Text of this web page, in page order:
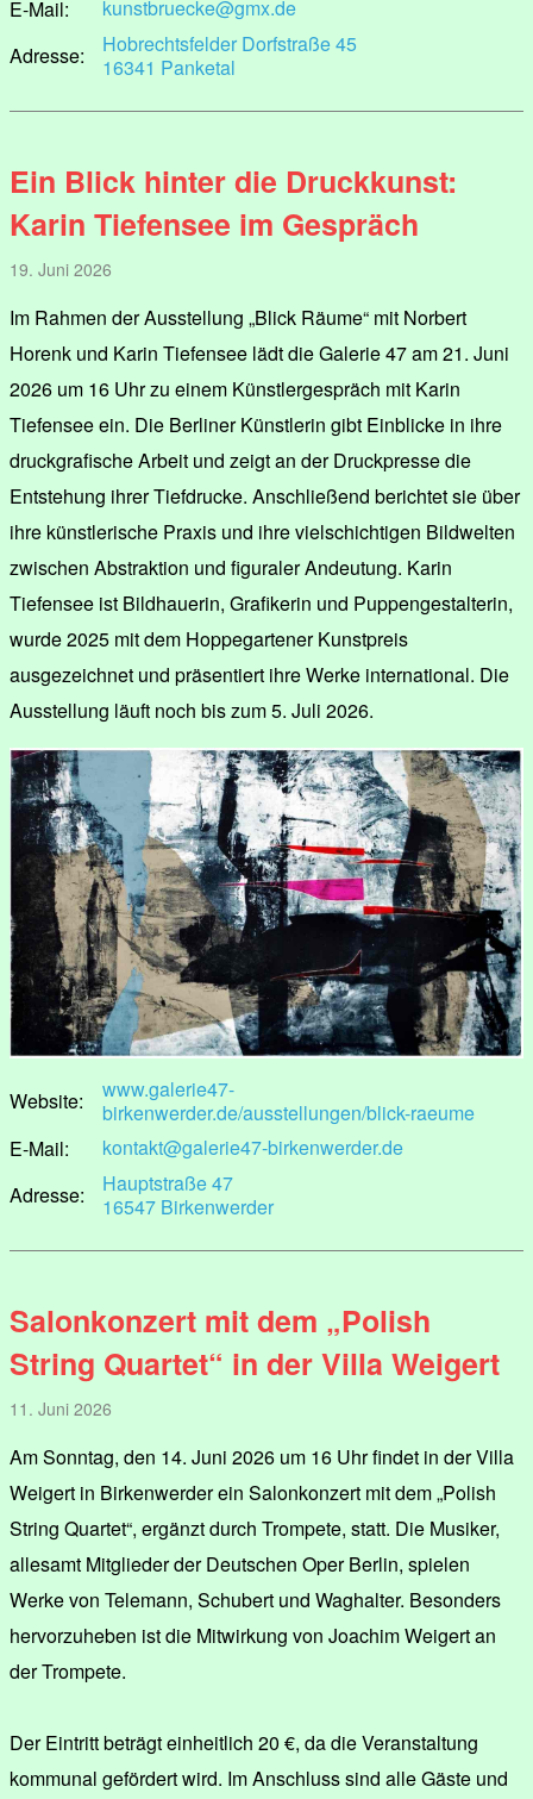
E-Mail:
kunstbruecke@gmx.de
Adresse:
Hobrechtsfelder Dorfstraße 45
16341 Panketal
Ein Blick hinter die Druckkunst:
Karin Tiefensee im Gespräch
19. Juni 2026
Im Rahmen der Ausstellung „Blick Räume“ mit Norbert
Horenk und Karin Tiefensee lädt die Galerie 47 am 21. Juni
2026 um 16 Uhr zu einem Künstlergespräch mit Karin
Tiefensee ein. Die Berliner Künstlerin gibt Einblicke in ihre
druckgrafische Arbeit und zeigt an der Druckpresse die
Entstehung ihrer Tiefdrucke. Anschließend berichtet sie über
ihre künstlerische Praxis und ihre vielschichtigen Bildwelten
zwischen Abstraktion und figuraler Andeutung. Karin
Tiefensee ist Bildhauerin, Grafikerin und Puppengestalterin,
wurde 2025 mit dem Hoppegartener Kunstpreis
ausgezeichnet und präsentiert ihre Werke international. Die
Ausstellung läuft noch bis zum 5. Juli 2026.
Website:
www.galerie47-
birkenwerder.de/ausstellungen/blick-raeume
E-Mail:
kontakt@galerie47-birkenwerder.de
Adresse:
Hauptstraße 47
16547 Birkenwerder
Salonkonzert mit dem „Polish
String Quartet“ in der Villa Weigert
11. Juni 2026
Am Sonntag, den 14. Juni 2026 um 16 Uhr findet in der Villa
Weigert in Birkenwerder ein Salonkonzert mit dem „Polish
String Quartet“, ergänzt durch Trompete, statt. Die Musiker,
allesamt Mitglieder der Deutschen Oper Berlin, spielen
Werke von Telemann, Schubert und Waghalter. Besonders
hervorzuheben ist die Mitwirkung von Joachim Weigert an
der Trompete.
Der Eintritt beträgt einheitlich 20 €, da die Veranstaltung
kommunal gefördert wird. Im Anschluss sind alle Gäste und